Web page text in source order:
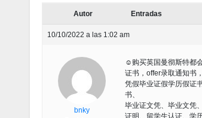
Autor Entradas
10/10/2022 a las 1:02 am
bnky
☺购买英国曼彻斯特都
证书，offer录取通知书
凭假毕业证假学历假证
书、
毕业证文凭、毕业文凭
证明、留学生认证、学